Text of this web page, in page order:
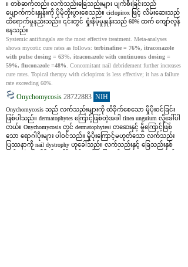
။ တစ်ဆက်တည်း လက်သည်းခြေသည်းများ ပျက်စီးခြင်းသည်
ပျောက်ကင်းနှုန်းကို ပိုမိုတိုးပွားစေသည်။ ciclopirox ဖြင့် လိမ်းဆေးသည်
ထိရောက်မှုနည်းသည်။ ၎င်းတွင် ရှုံးနိမ့်မှုနှုန်းသည် 60% ထက် ကျော်လွန်
နေသည်။
Systemic antifungals are the most effective treatment. Meta-analyses
shows mycotic cure rates as follows: terbinafine = 76%, itraconazole
with pulse dosing = 63%, itraconazole with continuous dosing =
59%, fluconazole =48% . Concomitant nail debridement further increases
cure rates. Topical therapy with ciclopirox is less effective; it has a failure
rate exceeding 60%.
Onychomycosis 28722883 NIH
Onychomycosis သည် လက်သည်းများကို ထိခိုက်စေသော မှိုပိုးဝင်ခြင်း
ဖြစ်ပါသည်။ dermatophytes ကြောင့်ဖြစ်တဲ့အခါ tinea unguium လို့ခေါ်ပါ
တယ်။ Onychomycosis တွင် dermatophytes၊ တဆေးနှင့် မှိုကြောင့်ဖြစ်
သော ရောဂါပိုးများ ပါဝင်သည်။ မှိုပိုးကြောင့်မဟုတ်သော လက်သည်း
ပြဿနာကို nail dystrophy ဟုခေါ်သည်။ လက်သည်းနှင့် ခြေသည်းနှစ်